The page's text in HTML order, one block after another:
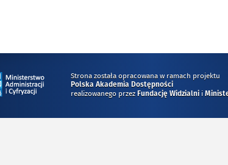
Strona została opracowana w ramach projektu
Polska Akademia Dostępności
realizowanego przez Fundację Widzialni i